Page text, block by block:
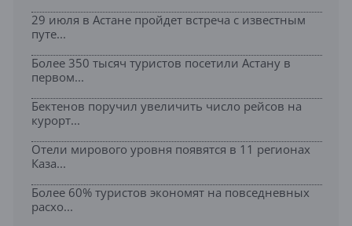
29 июля в Астане пройдет встреча с известным
путе...
Более 350 тысяч туристов посетили Астану в
первом...
Бектенов поручил увеличить число рейсов на
курорт...
Отели мирового уровня появятся в 11 регионах
Каза...
Более 60% туристов экономят на повседневных
расхо...